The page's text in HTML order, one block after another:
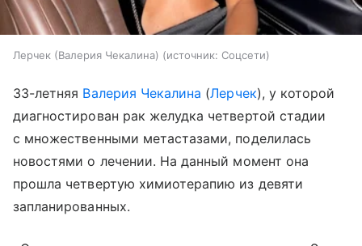
Лерчек (Валерия Чекалина) источник: Соцсети
33-летняя Валерия Чекалина (Лерчек), у которой
диагностирован рак желудка четвертой стадии
с множественными метастазами, поделилась
новостями о лечении. На данный момент она
прошла четвертую химиотерапию из девяти
запланированных.